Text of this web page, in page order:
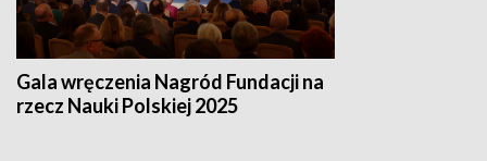
Gala wręczenia Nagród Fundacji na
rzecz Nauki Polskiej 2025